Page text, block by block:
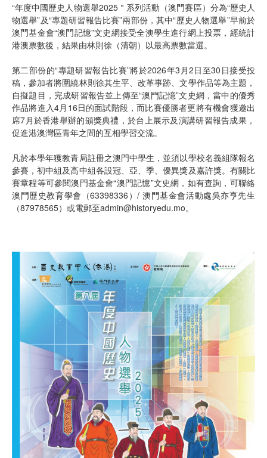
“年度中國歷史人物選舉2025＂系列活動（澳門賽區）分為“歷史人
物選舉”及“專題研習報告比賽”兩部份，其中“歷史人物選舉”早前於
澳門基金會“澳門記憶”文史網接受全澳學生進行網上投票，經統計
港澳票數後，結果由林則徐（清朝）以最高票數當選。
第二部份的“專題研習報告比賽”將於2026年3月2日至30日接受投
稿，參加者將圍繞林則徐其生平、改革事跡、文學作品等為主題，
自擬題目，完成研習報告並上傳至“澳門記憶”文史網，當中的優秀
作品將進入4月16日的面試階段，而比賽優勝者更將有機會獲邀出
席7月於香港舉辦的頒獎典禮，於台上展示及演講研習報告成果，
促進港澳灣區青年之間的互相學習交流。
凡於本學年獲教青局註冊之澳門中學生，並須以學校名義組隊報名
參賽，初中組及高中組各設冠、亞、季、優異獎及嘉許獎。有關比
賽章程等可參閱澳門基金會“澳門記憶”文史網，如有查詢，可聯絡
澳門歷史教育學會（63398336）/ 澳門基金會活動處吳亦亨先生
（87978565）或電郵至admin@historyedu.mo。